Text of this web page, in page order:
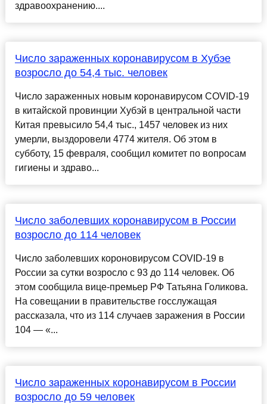
здравоохранению....
Число зараженных коронавирусом в Хубэе
возросло до 54,4 тыс. человек
Число зараженных новым коронавирусом COVID-19
в китайской провинции Хубэй в центральной части
Китая превысило 54,4 тыс., 1457 человек из них
умерли, выздоровели 4774 жителя. Об этом в
субботу, 15 февраля, сообщил комитет по вопросам
гигиены и здраво...
Число заболевших коронавирусом в России
возросло до 114 человек
Число заболевших короновирусом COVID-19 в
России за сутки возросло с 93 до 114 человек. Об
этом сообщила вице-премьер РФ Татьяна Голикова.
На совещании в правительстве госслужащая
рассказала, что из 114 случаев заражения в России
104 — «...
Число зараженных коронавирусом в России
возросло до 59 человек